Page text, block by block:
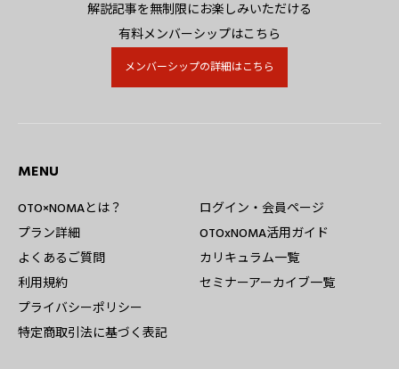
解説記事を無制限にお楽しみいただける
有料メンバーシップはこちら
メンバーシップの詳細はこちら
MENU
OTO×NOMAとは？
プラン詳細
よくあるご質問
利用規約
プライバシーポリシー
特定商取引法に基づく表記
ログイン・会員ページ
OTOxNOMA活用ガイド
カリキュラム一覧
セミナーアーカイブ一覧